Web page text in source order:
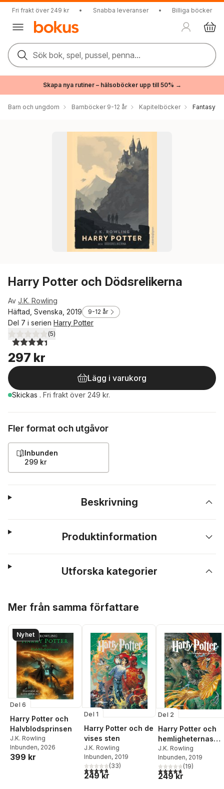
Fri frakt över 249 kr • Snabba leveranser • Billiga böcker
Sök bok, spel, pussel, penna...
Skapa nya rutiner – hälsoböcker upp till 50% →
Barn och ungdom Barnböcker 9-12 år Kapitelböcker Fantasy
Harry Potter och Dödsrelikerna
Av J.K. Rowling
Häftad, Svenska, 2019
9-12 år
Del 7 i serien Harry Potter
4,4utav 5 stjärnor. Totalt antal röster:
(5)
297 kr
Lägg i varukorg
Skickas . Fri frakt över 249 kr.
Fler format och utgåvor
Inbunden
299 kr
Beskrivning
Produktinformation
Utforska kategorier
Mer från samma författare
Nyhet
Del 6
Harry Potter och
Halvblodsprinsen
J.K. Rowling
Inbunden, 2026
399 kr
Del 1
Harry Potter och de
vises sten
J.K. Rowling
Inbunden, 2019
4,8utav 5 stjärnor. Totalt antal röster:
(33)
249 kr
Del 2
Harry Potter och
hemligheternas
kammare
J.K. Rowling
Inbunden, 2019
4,7utav 5 stjärnor.
(19)
249 kr